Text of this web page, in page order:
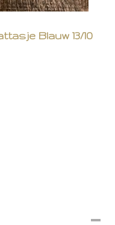
Blauw 13/10